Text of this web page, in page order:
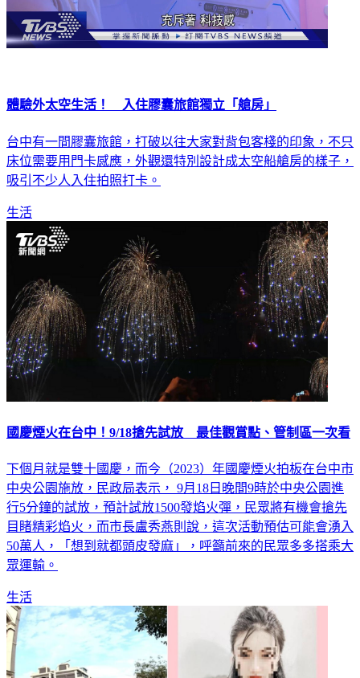
體驗外太空生活！ 入住膠囊旅館獨立「艙房」
台中有一間膠囊旅館，打破以往大家對背包客棧的印象，不只
床位需要用門卡感應，外觀還特別設計成太空船艙房的樣子，
吸引不少人入住拍照打卡。
生活
國慶煙火在台中！9/18搶先試放 最佳觀賞點、管制區一次看
下個月就是雙十國慶，而今（2023）年國慶煙火拍板在台中市
中央公園施放，民政局表示， 9月18日晚間9時於中央公園進
行5分鐘的試放，預計試放1500發焰火彈，民眾將有機會搶先
目睹精彩焰火，而市長盧秀燕則說，這次活動預估可能會湧入
50萬人，「想到就都頭皮發麻」，呼籲前來的民眾多多搭乘大
眾運輸。
生活